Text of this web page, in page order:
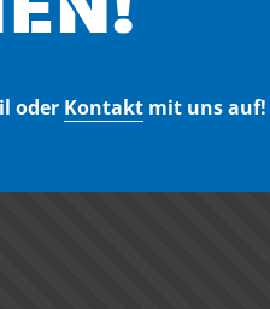
oder Kontaktmit uns auf!